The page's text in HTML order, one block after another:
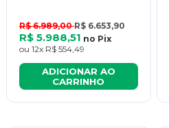
R$ 6.989,00R$ 6.653,90
R$ 5.988,51 no Pix
ou 12x R$ 554,49
ADICIONAR AO
CARRINHO